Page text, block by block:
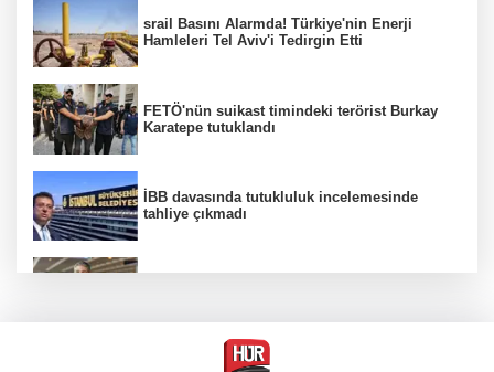
srail Basını Alarmda! Türkiye'nin Enerji
Hamleleri Tel Aviv'i Tedirgin Etti
FETÖ'nün suikast timindeki terörist Burkay
Karatepe tutuklandı
İBB davasında tutukluluk incelemesinde
tahliye çıkmadı